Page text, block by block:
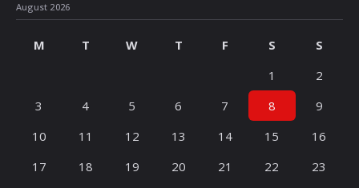
August 2026
M T W T F S
S
1
2
3
4 5 6 7 8
9
10
11 12 13 14 15
16
17
18 19 20 21 22
23